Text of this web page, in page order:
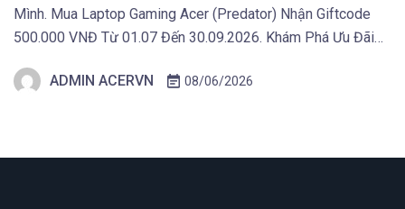
Mình. Mua Laptop Gaming Acer (Predator) Nhận Giftcode
500.000 VNĐ Từ 01.07 Đến 30.09.2026. Khám Phá Ưu Đãi
hệ màn hình gaming mới thuộc hai dòng Predator và Acer
ADMIN ACERVN 08/06/2026